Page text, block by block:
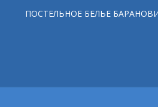
ПОСТЕЛЬНОЕ БЕЛЬЕ